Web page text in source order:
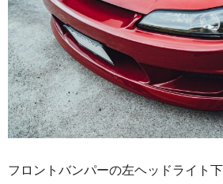
フロントバンパーの左ヘッドライト